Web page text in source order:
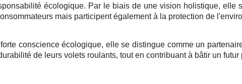
écologique. Par le biais de une vision holistique, elle
mais participent également à la protection de
conscience écologique, elle se distingue comme un
de leurs volets roulants, tout en contribuant à bâtir un